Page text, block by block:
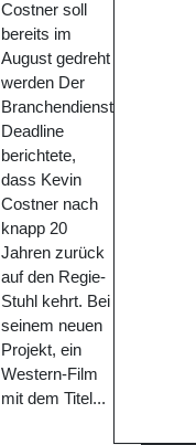
Costner soll
bereits im
August gedreht
werden Der
Branchendienst
Deadline
berichtete,
dass Kevin
Costner nach
knapp 20
Jahren zurück
auf den Regie-
Stuhl kehrt. Bei
seinem neuen
Projekt, ein
Western-Film
mit dem Titel...